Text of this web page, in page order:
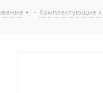
- Комплектующие